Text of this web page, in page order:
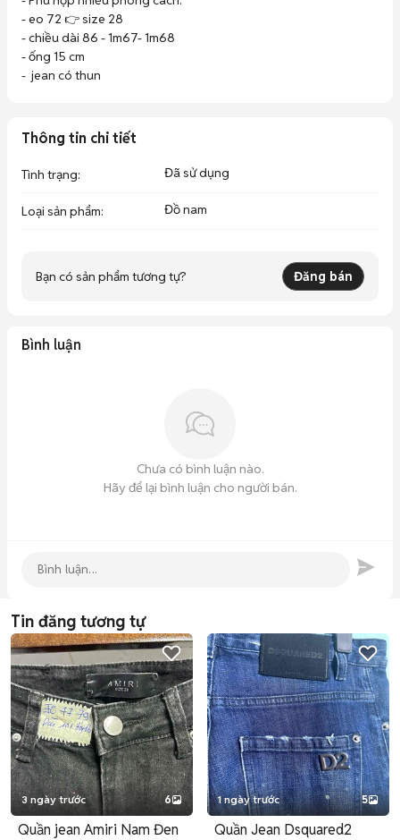
- eo 72 👉 size 28
- chiều dài 86 - 1m67- 1m68
- ống 15 cm
-  jean có thun
Thông tin chi tiết
Tình trạng: Đã sử dụng
Loại sản phẩm: Đồ nam
Bạn có sản phẩm tương tự? Đăng bán
Bình luận
Chưa có bình luận nào.
Hãy để lại bình luận cho người bán.
Tin đăng tương tự
3 ngày trước 6
Quần jean Amiri Nam Đen
1 ngày trước 5
Quần Jean Dsquared2